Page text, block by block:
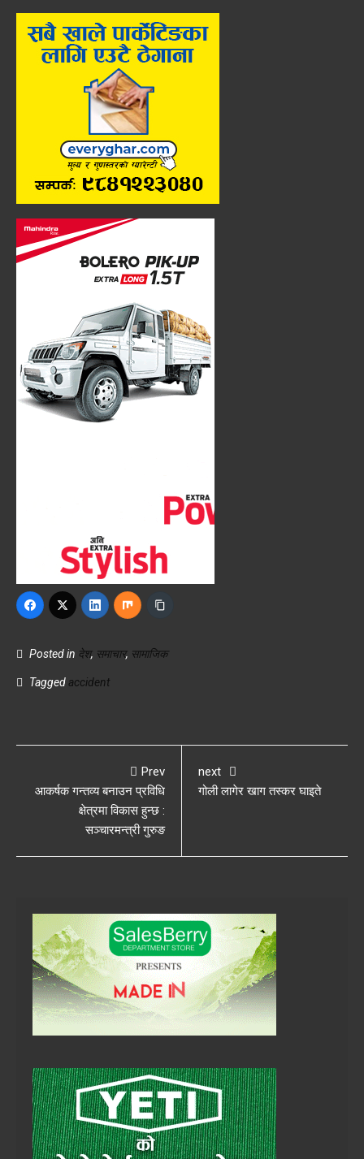
Posted in देश, समाचार, सामाजिक
Tagged accident
Prev
आकर्षक गन्तव्य बनाउन प्रविधि
क्षेत्रमा विकास हुन्छ :
सञ्चारमन्त्री गुरुङ
next
गोली लागेर खाग तस्कर घाइते